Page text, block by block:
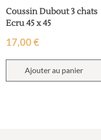
Coussin Dubout 3 chats
Ecru 45 x 45
17,00 €
Ajouter au panier